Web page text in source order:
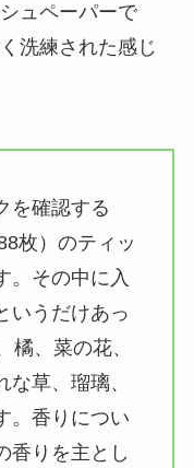
ュペーパーで
洗練された感じ
を確認する
枚）のティッ
。その中に入
いうだけあっ
橘、菜の花、
草、瑠璃、
。香りについ
香りを主とし